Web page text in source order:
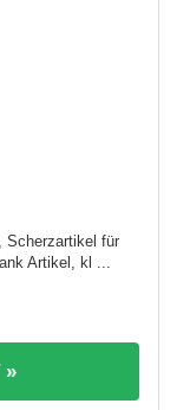
Scherzartikel für
Artikel, kl ...
»